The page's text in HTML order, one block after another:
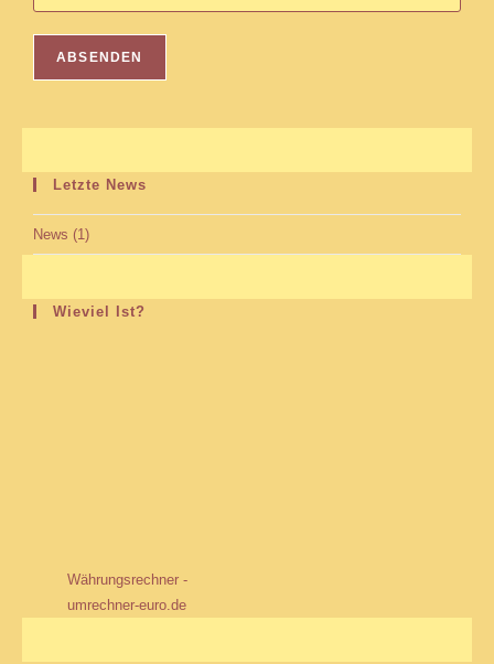
Letzte News
News (1)
Wieviel Ist?
Währungsrechner -
umrechner-euro.de